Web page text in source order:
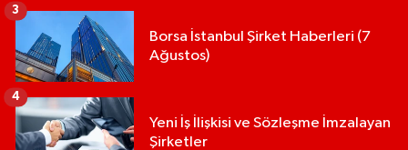
Borsa İstanbul Şirket Haberleri (7
Ağustos)
3
Yeni İş İlişkisi ve Sözleşme İmzalayan
Şirketler
4